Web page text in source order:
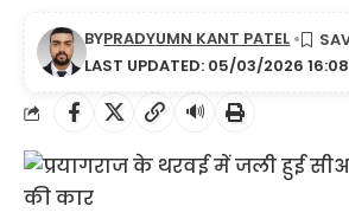
LAST UPDATED: 05/03/2026 16:08
BYPRADYUMN KANT PATEL
🔊